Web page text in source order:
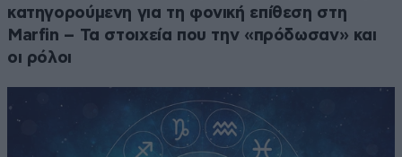
κατηγορούμενη για τη φονική επίθεση στη
Marfin – Τα στοιχεία που την «πρόδωσαν» και
οι ρόλοι